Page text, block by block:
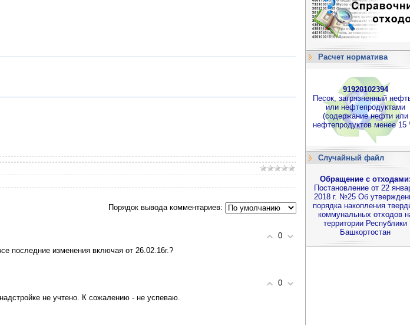
Порядок вывода комментариев:
0
последние изменения включая от 26.02.16г.?
0
не учтено. К сожалению - не успеваю.
Расчет норматива
91920102394
Песок, загрязненный
или нефтепродуктами
(содержание нефти или
нефтепродуктов менее 15
Случайный файл
Обращение с
Постановление от 22
2018 г. №25 Об
порядка накопления
коммунальных отходов
территории Республики
Башкортостан